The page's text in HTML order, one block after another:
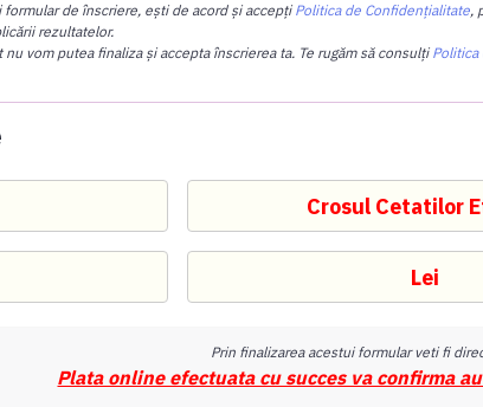
formular de înscriere, ești de acord și accepțiPolitica de Confidențialitate,
rezultatelor.
vom putea finaliza și accepta înscrierea ta. Te rugăm să consulți
Prin finalizarea acestui formular veti fi
Plata online efectuata cu succes va confirma